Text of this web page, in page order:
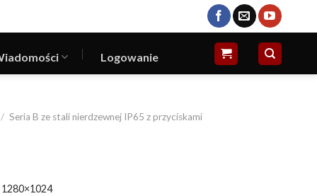
Logowanie
/ Seria B ze stali nierdzewnej IP65 z przyciskami